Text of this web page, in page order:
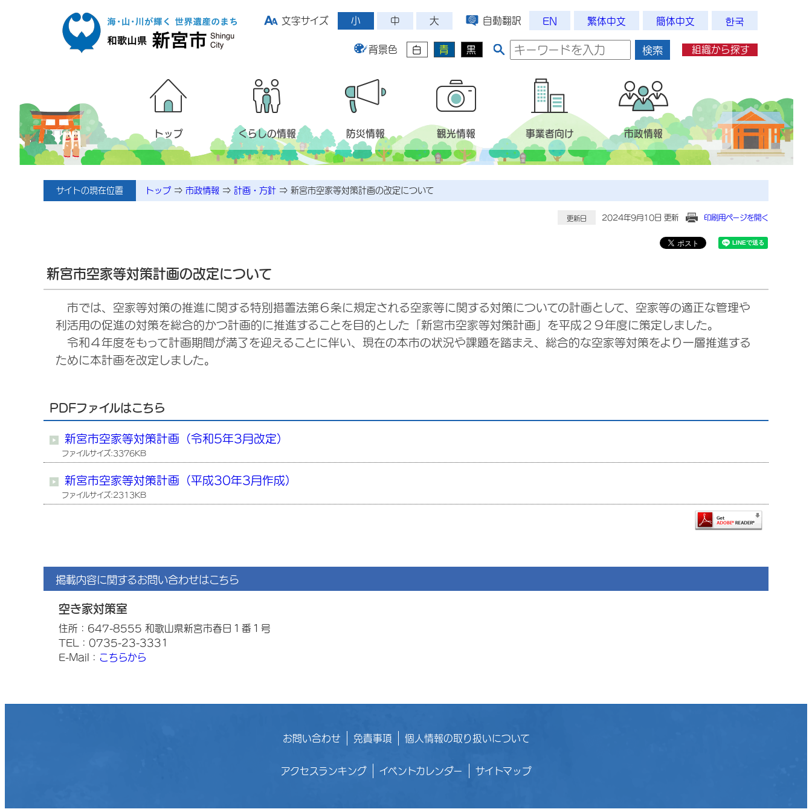
文字サイズ
小 中 大 自動翻訳 EN 繁体中文 簡体中文 한국
背景色 白 青 黒 検索 組織から探す
トップ くらしの情報 防災情報 観光情報 事業者向け 市政情報
サイトの現在位置 トップ ⇒ 市政情報 ⇒ 計画・方針 ⇒ 新宮市空家等対策計画の改定について
更新日 2024年9月10日 更新 印刷用ページを開く
新宮市空家等対策計画の改定について
市では、空家等対策の推進に関する特別措置法第６条に規定される空家等に関する対策についての計画として、空家等の適正な管理や
利活用の促進の対策を総合的かつ計画的に推進することを目的とした「新宮市空家等対策計画」を平成２９年度に策定しました。
令和４年度をもって計画期間が満了を迎えることに伴い、現在の本市の状況や課題を踏まえ、総合的な空家等対策をより一層推進する
ために本計画を改定しました。
PDFファイルはこちら
新宮市空家等対策計画（令和5年3月改定）
ファイルサイズ:3376KB
新宮市空家等対策計画（平成30年3月作成）
ファイルサイズ:2313KB
掲載内容に関するお問い合わせはこちら
空き家対策室
住所：647-8555 和歌山県新宮市春日１番１号
TEL：0735-23-3331
E-Mail： こちらから
お問い合わせ 免責事項 個人情報の取り扱いについて
アクセスランキング イベントカレンダー サイトマップ